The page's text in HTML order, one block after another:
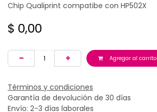
Chip Qualiprint compatibe con HP502X
$ 0,00
Agregar al carrito
Términos y condiciones
Garantía de devolución de 30 días
Envío: 2-3 días laborales